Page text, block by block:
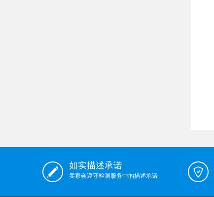
如实描述承诺
卖家会遵守检测服务中的描述承诺